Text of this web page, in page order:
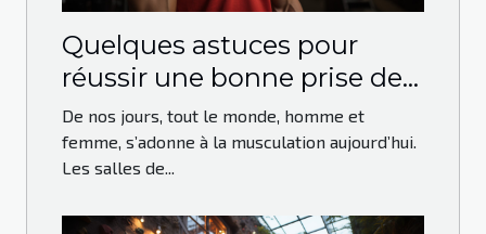
Quelques astuces pour
réussir une bonne prise de
masse en musculation
De nos jours, tout le monde, homme et
femme, s’adonne à la musculation aujourd’hui.
Les salles de...